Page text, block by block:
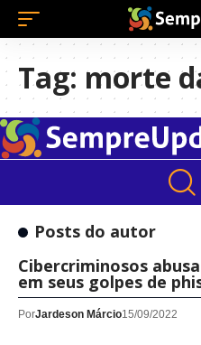
Tag: morte
Posts do autor
Cibercriminosos
em seus golpes de
PorJardeson Márcio15/09/2022